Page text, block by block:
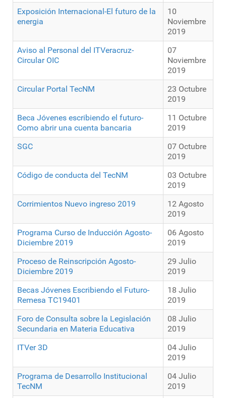
Exposición Internacional-El futuro de la
energia
10
Noviembre
2019
Aviso al Personal del ITVeracruz-
Circular OIC
07
Noviembre
2019
Circular Portal TecNM
23 Octubre
2019
Beca Jóvenes escribiendo el futuro-
Como abrir una cuenta bancaria
11 Octubre
2019
SGC
07 Octubre
2019
Código de conducta del TecNM
03 Octubre
2019
Corrimientos Nuevo ingreso 2019
12 Agosto
2019
Programa Curso de Inducción Agosto-
Diciembre 2019
06 Agosto
2019
Proceso de Reinscripción Agosto-
Diciembre 2019
29 Julio
2019
Becas Jóvenes Escribiendo el Futuro-
Remesa TC19401
18 Julio
2019
Foro de Consulta sobre la Legislación
Secundaria en Materia Educativa
08 Julio
2019
ITVer 3D
04 Julio
2019
Programa de Desarrollo Institucional
TecNM
04 Julio
2019